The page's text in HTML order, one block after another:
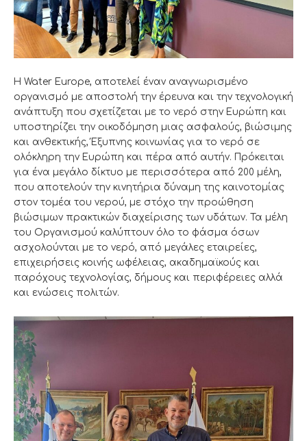
Η Water Europe, αποτελεί έναν αναγνωρισμένο
οργανισμό με αποστολή την έρευνα και την τεχνολογική
ανάπτυξη που σχετίζεται με το νερό στην Ευρώπη και
υποστηρίζει την οικοδόμηση μιας ασφαλούς, βιώσιμης
και ανθεκτικής, Έξυπνης κοινωνίας για το νερό σε
ολόκληρη την Ευρώπη και πέρα από αυτήν. Πρόκειται
για ένα μεγάλο δίκτυο με περισσότερα από 200 μέλη,
που αποτελούν την κινητήρια δύναμη της καινοτομίας
στον τομέα του νερού, με στόχο την προώθηση
βιώσιμων πρακτικών διαχείρισης των υδάτων. Τα μέλη
του Οργανισμού καλύπτουν όλο το φάσμα όσων
ασχολούνται με το νερό, από μεγάλες εταιρείες,
επιχειρήσεις κοινής ωφέλειας, ακαδημαϊκούς και
παρόχους τεχνολογίας, δήμους και περιφέρειες αλλά
και ενώσεις πολιτών.